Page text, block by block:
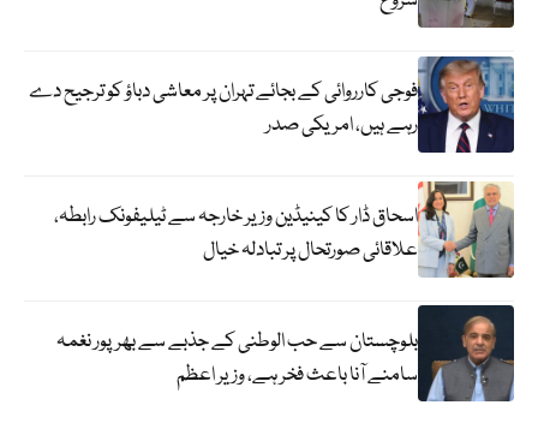
فوجی کارروائی کے بجائے تہران پر معاشی دباؤ کو ترجیح دے
رہے ہیں، امریکی صدر
اسحاق ڈار کا کینیڈین وزیر خارجہ سے ٹیلیفونک رابطہ،
علاقائی صورتحال پر تبادلہ خیال
بلوچستان سے حب الوطنی کے جذبے سے بھرپور نغمہ
سامنے آنا باعث فخر ہے، وزیر اعظم